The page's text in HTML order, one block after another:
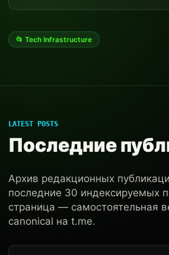
📂 Tech Infrastructure
LATEST POSTS
Последние
Архив редакционных
последние 30 индексируемых
страница — самостоятельная
canonical на t.me.